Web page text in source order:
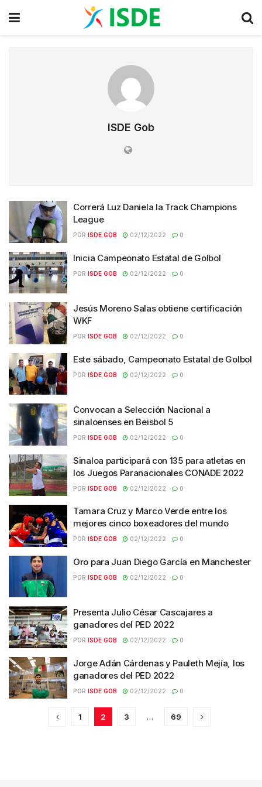
ISDE Gob
Correrá Luz Daniela la Track Champions
League
POR ISDE GOB 02/12/2022 0
Inicia Campeonato Estatal de Golbol
POR ISDE GOB 02/12/2022 0
Jesús Moreno Salas obtiene certificación
WKF
POR ISDE GOB 02/12/2022 0
Este sábado, Campeonato Estatal de Golbol
POR ISDE GOB 02/12/2022 0
Convocan a Selección Nacional a
sinaloenses en Beisbol 5
POR ISDE GOB 02/12/2022 0
Sinaloa participará con 135 para atletas en
los Juegos Paranacionales CONADE 2022
POR ISDE GOB 02/12/2022 0
Tamara Cruz y Marco Verde entre los
mejores cinco boxeadores del mundo
POR ISDE GOB 02/12/2022 0
Oro para Juan Diego García en Manchester
POR ISDE GOB 02/12/2022 0
Presenta Julio César Cascajares a
ganadores del PED 2022
POR ISDE GOB 02/12/2022 0
Jorge Adán Cárdenas y Pauleth Mejía, los
ganadores del PED 2022
POR ISDE GOB 02/12/2022 0
1 2 3 … 69